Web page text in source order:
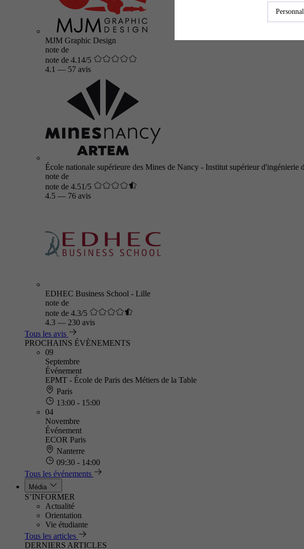
MJM Graphic Design
note de
note de 4.14/5
4.1 — 57 avis
École nationale supérieure des Mines de Nancy - Institut supérieur d'ingénierie
note de
note de 4.51/5
4.5 — 76 avis
EDHEC Business School - Lille
note de
note de 4.3/5
4.3 — 230 avis
Tous les avis
PROCHAINS ÉVÈNEMENTS
09
Septembre
Événement
EPMT - École de Paris des Métiers de la Table
Paris
13:00 - 15:00
04
Novembre
Événement
ECOR Paris
Nanterre
09:30 - 14:00
Tous les événements
Média
S’INFORMER
Actualité
Orientation
Vie étudiante
Tous les articles
DERNIERS ARTICLES